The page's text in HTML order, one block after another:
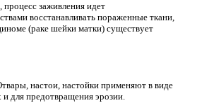
процесс заживления идет
восстанавливать пораженные ткани,
(раке шейки матки) существует
настои, настойки применяют в виде
и для предотвращения эрозии.